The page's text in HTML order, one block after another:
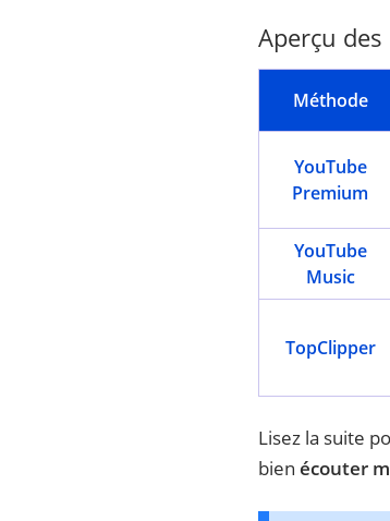
Aperçu
Méthode
YouTube
Premium
YouTube
Music
TopClipper
Lisez la suite
bien écouter